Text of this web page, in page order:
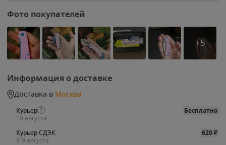
Фото покупателей
+5
Информация о доставке
Доставка в Москва
Курьер
Бесплатно
10 августа
Курьер СДЭК
620₽
8-9 августа